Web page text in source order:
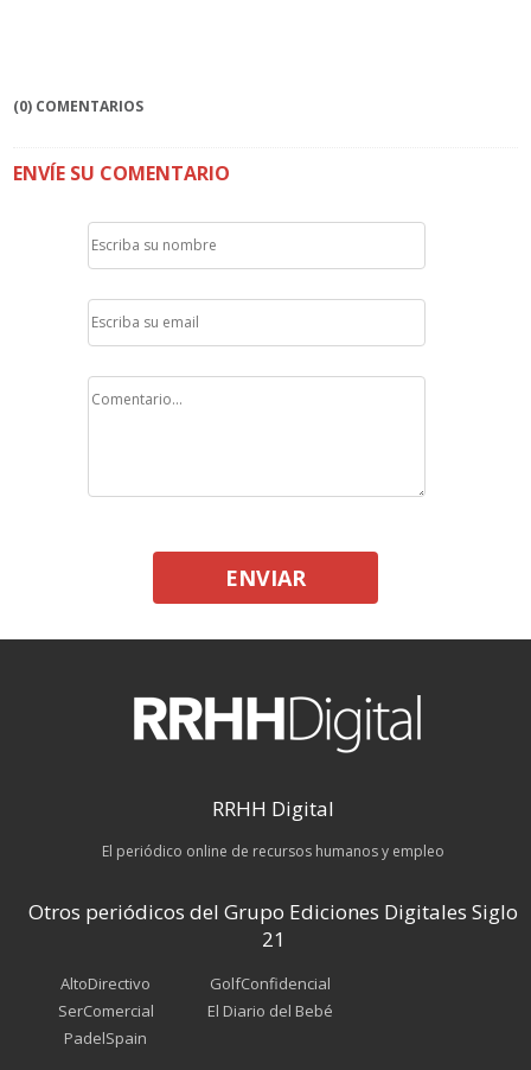
(0) COMENTARIOS
ENVÍE SU COMENTARIO
ENVIAR
RRHH Digital
El periódico online de recursos humanos y empleo
Otros periódicos del Grupo Ediciones Digitales Siglo
21
AltoDirectivo
SerComercial
PadelSpain
GolfConfidencial
El Diario del Bebé